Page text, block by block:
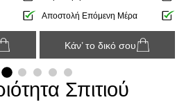
Αποστολή Επόμενη Μέρα
Κάν’ το δικό σου
Σπιτιού